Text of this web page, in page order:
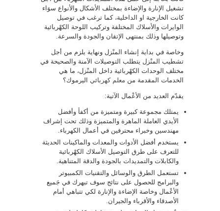
تشغيل الإنارة والإضاءة بمختلف الأشكال والأنواع سوَاء
كانت الخارجية او الداخلية، كما ترغب في توصيل
الوايرات والأسلاك المختلفة وتركيب اللوحة الكهْربائية
وتوصيلها وذلك بمنتهى الإتقان والجودة والسرعة.
وخاصة في بداية إنشاء المنْزل ونهاية يلزم من أجل
تشطيب المنْزل يتطلب التوصيلات الآمنة والصحيحة في
مختلف الوحدات الكهْربائية داخل المنْزل، ما هي
الخدمات المقدمة من معلم كهربائي اليرموك؟
يقدّم العديد من الأعْمال الآتية:
يمتلك مجموعة كبيرة ومتميزة من أكفأ وأفضل
الأيدي العاملة الماهرة والمتميزة وذلك تحت إشراف
مهندسين وخبراء محترفين في أعمال الكهرباء.
يستخدم أفضل الأدوات والمعدات والماكينات الحديثة
للتعرف على طرق التوصيل الأسلاك الكهْربائية
والكابلات والتمديدات بالجودة والدقة المتناهية.
تستعمل الطرق والوسائل والتقنيات الكمبيوتر
والبرامج للحصول على نتائج سوف تبهرك في جَميع
الأعْمال وخاصة الإضاءة والإنارة لكي تتباهي أمام
الأصدقاء والأقرباء والجيران.